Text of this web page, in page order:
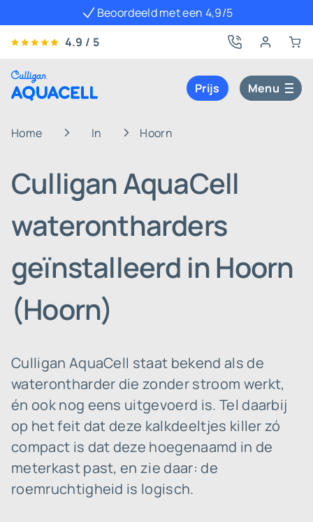
Beoordeeld met een 4,9/5
4.9 / 5
Prijs Menu
Home In Hoorn
Culligan AquaCell
waterontharders
geïnstalleerd in Hoorn
(Hoorn)
Culligan AquaCell staat bekend als de
waterontharder die zonder stroom werkt,
én ook nog eens uitgevoerd is. Tel daarbij
op het feit dat deze kalkdeeltjes killer zó
compact is dat deze hoegenaamd in de
meterkast past, en zie daar: de
roemruchtigheid is logisch.